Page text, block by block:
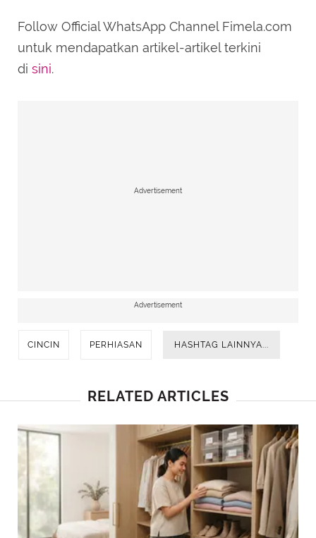
Follow Official WhatsApp Channel Fimela.com
untuk mendapatkan artikel-artikel terkini
di sini.
Advertisement
Advertisement
CINCIN PERHIASAN HASHTAG LAINNYA...
RELATED ARTICLES